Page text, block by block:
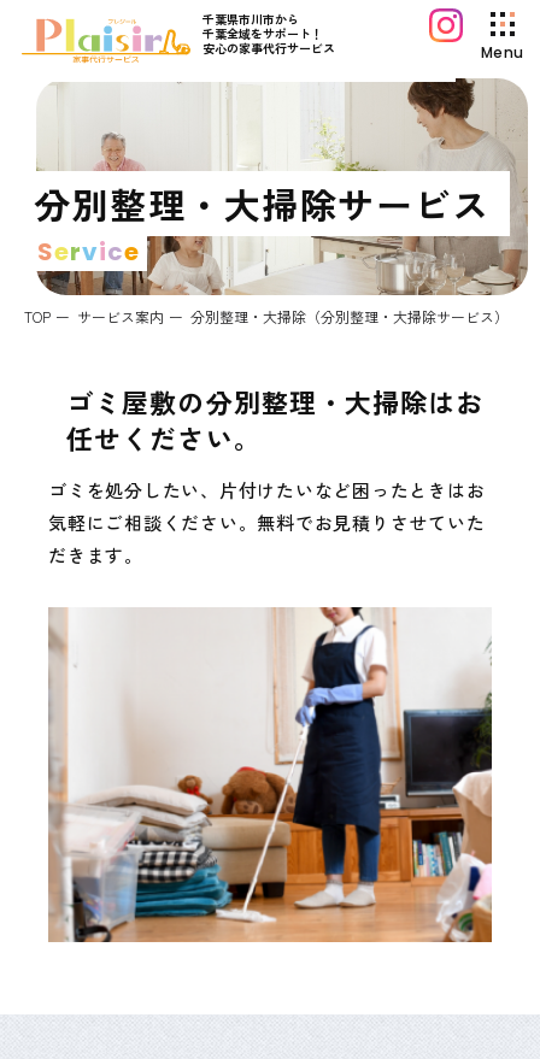
千葉県市川市から
千葉全域をサポート！
安心の家事代行サービス
Menu
プレジールについて
サービス案内
料金プラン
初めてご利用の方へ
お知らせ
運営会社情報
お問い合わせ
個人情報保護方針
分別整理・大掃除サービス
Service
TOP サービス案内 分別整理・大掃除（分別整理・大掃除サービス）
ゴミ屋敷の分別整理・大掃除はお
任せください。
ゴミを処分したい、片付けたいなど困ったときはお
気軽にご相談ください。無料でお見積りさせていた
だきます。